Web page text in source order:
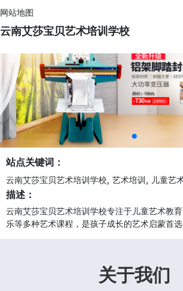
网站地图
云南艾莎宝贝艺术培训学校
站点关键词：
云南艾莎宝贝艺术培训学校, 艺术培训, 儿童艺
描述：
云南艾莎宝贝艺术培训学校专注于儿童艺术教
乐等多种艺术课程，是孩子成长的艺术启蒙首选
关于我们